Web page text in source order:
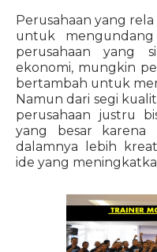
Perusahaan yang
untuk
perusahaan yang
ekonomi, mungkin
bertambah untuk
Namun dari segi
perusahaan justru
yang besar karena
dalamnya lebih
ide yang